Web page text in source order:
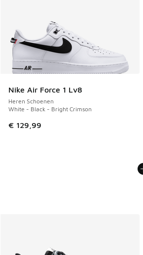
Nike Air Force 1 Lv8
Heren Schoenen
White - Black - Bright Crimson
€ 129,99